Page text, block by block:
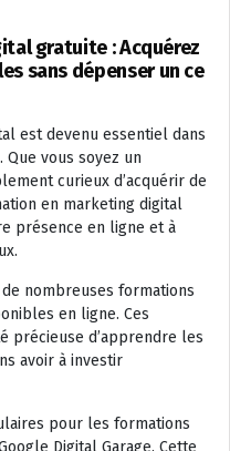
gratuite : Acquérez
sans dépenser un ce
est devenu essentiel dans
Que vous soyez un
curieux d’acquérir de
en marketing digital
présence en ligne et à
nombreuses formations
en ligne. Ces
précieuse d’apprendre les
avoir à investir
pour les formations
Digital Garage. Cette